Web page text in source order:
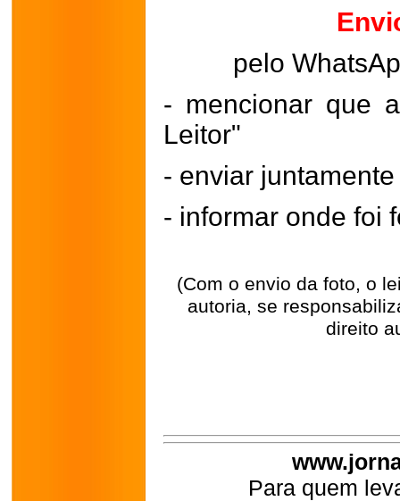
pelo
- mencionar que
Leitor"
- enviar
- informar onde foi
(Com o envio da foto, o
autoria, se
direito
Para quem